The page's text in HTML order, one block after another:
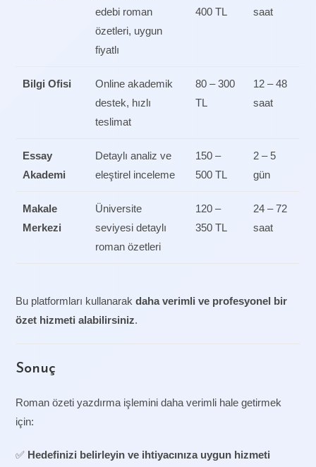
edebi roman
özetleri, uygun
fiyatlı
400 TL
saat
Bilgi Ofisi
Online akademik
destek, hızlı
teslimat
80 – 300
TL
12 – 48
saat
Essay
Akademi
Detaylı analiz ve
eleştirel inceleme
150 –
500 TL
2 – 5
gün
Makale
Merkezi
Üniversite
seviyesi detaylı
roman özetleri
120 –
350 TL
24 – 72
saat
Bu platformları kullanarakdaha verimli ve profesyonel bir
özet hizmeti alabilirsiniz.
Sonuç
Roman özeti yazdırma işlemini daha verimli hale getirmek
için:
✅ Hedefinizi belirleyin ve ihtiyacınıza uygun hizmeti